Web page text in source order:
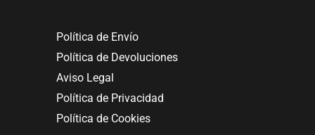
Política de Envío
Política de Devoluciones
Aviso Legal
Política de Privacidad
Política de Cookies